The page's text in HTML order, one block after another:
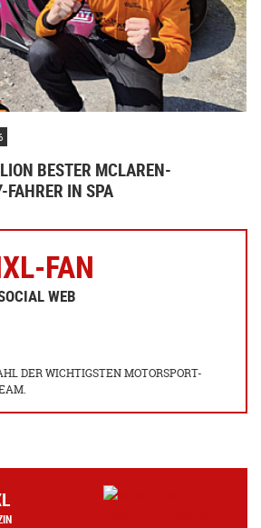
BESTER MCLAREN-
IN SPA
FAN
WEB
DER WICHTIGSTEN MOTORSPORT-